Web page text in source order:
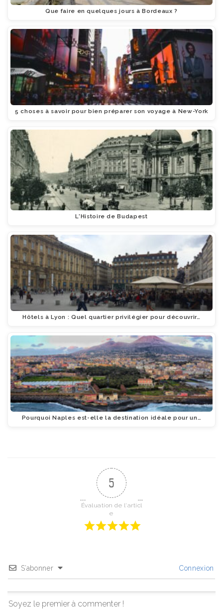
Que faire en quelques jours à Bordeaux ?
5 choses à savoir pour bien préparer son voyage à New-York
L'Histoire de Budapest
Hôtels à Lyon : Quel quartier privilégier pour découvrir…
Pourquoi Naples est-elle la destination idéale pour un…
5
Évaluation de l'articl
e
S’abonner Connexion